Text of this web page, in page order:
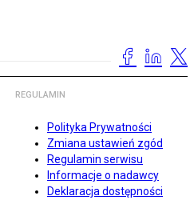
REGULAMIN
Polityka Prywatności
Zmiana ustawień zgód
Regulamin serwisu
Informacje o nadawcy
Deklaracja dostępności